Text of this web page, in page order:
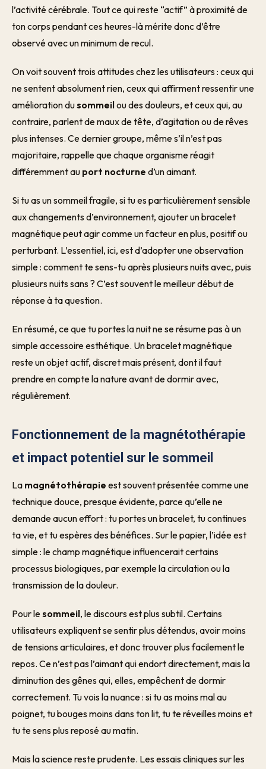
l’activité cérébrale. Tout ce qui reste “actif” à proximité de
ton corps pendant ces heures-là mérite donc d’être
observé avec un minimum de recul.
On voit souvent trois attitudes chez les utilisateurs : ceux qui
ne sentent absolument rien, ceux qui affirment ressentir une
amélioration dusommeilou des douleurs, et ceux qui, au
contraire, parlent de maux de tête, d’agitation ou de rêves
plus intenses. Ce dernier groupe, même s’il n’est pas
majoritaire, rappelle que chaque organisme réagit
différemment au port nocturne d’un aimant.
Si tu as un sommeil fragile, si tu es particulièrement sensible
aux changements d’environnement, ajouter un bracelet
magnétique peut agir comme un facteur en plus, positif ou
perturbant. L’essentiel, ici, est d’adopter une observation
simple : comment te sens-tu après plusieurs nuits avec, puis
plusieurs nuits sans ? C’est souvent le meilleur début de
réponse à ta question.
En résumé, ce que tu portes la nuit ne se résume pas à un
simple accessoire esthétique. Un bracelet magnétique
reste un objet actif, discret mais présent, dont il faut
prendre en compte la nature avant de dormir avec,
régulièrement.
Fonctionnement de la magnétothérapie
et impact potentiel sur le sommeil
La magnétothérapie est souvent présentée comme une
technique douce, presque évidente, parce qu’elle ne
demande aucun effort : tu portes un bracelet, tu continues
ta vie, et tu espères des bénéfices. Sur le papier, l’idée est
simple : le champ magnétique influencerait certains
processus biologiques, par exemple la circulation ou la
transmission de la douleur.
Pour lesommeil, le discours est plus subtil. Certains
utilisateurs expliquent se sentir plus détendus, avoir moins
de tensions articulaires, et donc trouver plus facilement le
repos. Ce n’est pas l’aimant qui endort directement, mais la
diminution des gênes qui, elles, empêchent de dormir
correctement. Tu vois la nuance : si tu as moins mal au
poignet, tu bouges moins dans ton lit, tu te réveilles moins et
tu te sens plus reposé au matin.
Mais la science reste prudente. Les essais cliniques sur les